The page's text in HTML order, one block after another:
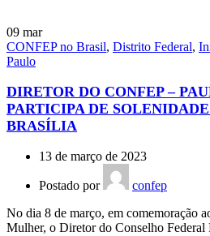
09 mar
CONFEP no Brasil, Distrito Federal,
Paulo
DIRETOR DO CONFEP –
PARTICIPA DE
BRASÍLIA
13 de março de 2023
Postado por
confep
No dia 8 de março, em comemoração
Mulher, o Diretor do Conselho Federal